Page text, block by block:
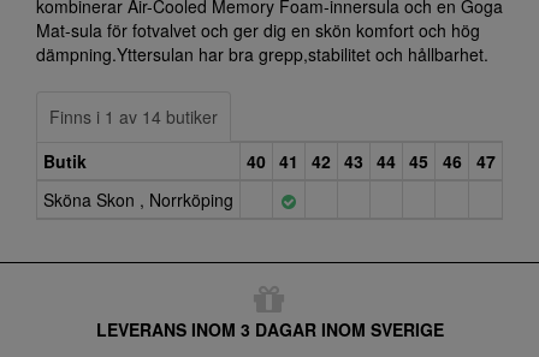
kombinerar Air-Cooled Memory Foam-innersula och en Goga
Mat-sula för fotvalvet och ger dig en skön komfort och hög
dämpning.Yttersulan har bra grepp,stabilitet och hållbarhet.
Finns i 1 av 14 butiker
Butik
40 41 42 43 44 45 46
47
Sköna Skon , Norrköping
LEVERANS INOM 3 DAGAR INOM SVERIGE